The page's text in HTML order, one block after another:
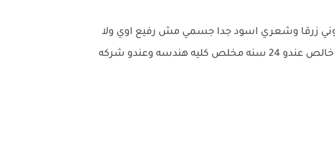
عيوني زرقا وشعري اسود جدا جسمي مش رفيع اوي ولا
تخين اوي وده مراد ابن عمتي انا وهو مش بنطيق بعض خالص عندو 24 سنه مخلص كليه هندسه وعندو شركه